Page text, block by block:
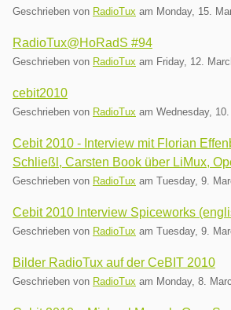
Geschrieben von RadioTux am Monday, 15.
RadioTux@HoRadS #94
Geschrieben von RadioTux am Friday, 12.
cebit2010
Geschrieben von RadioTux am Wednesday,
Cebit 2010 - Interview mit Florian
Schließl, Carsten Book über LiMux,
Geschrieben von RadioTux am Tuesday, 9.
Cebit 2010 Interview Spiceworks
Geschrieben von RadioTux am Tuesday, 9.
Bilder RadioTux auf der CeBIT 2010
Geschrieben von RadioTux am Monday, 8.